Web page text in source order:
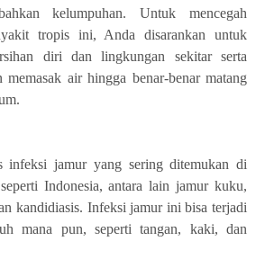
kelumpuhan. Untuk mencegah
tropis ini, Anda disarankan untuk
diri dan lingkungan sekitar serta
memasak air hingga benar-benar matang
infeksi jamur yang sering ditemukan di
Indonesia, antara lain jamur kuku,
kandidiasis. Infeksi jamur ini bisa terjadi
mana pun, seperti tangan, kaki, dan